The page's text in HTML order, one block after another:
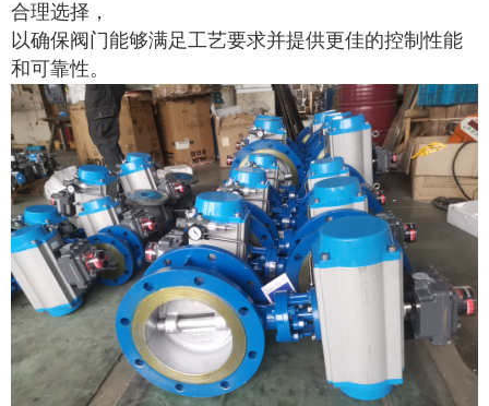
合理选择，
以确保阀门能够满足工艺要求并提供更佳的控制性能
和可靠性。